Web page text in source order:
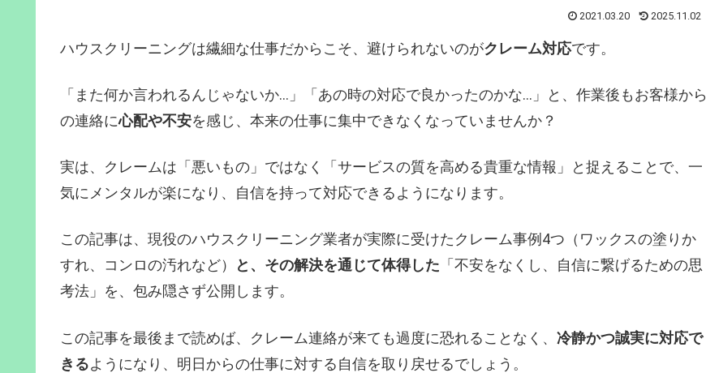
2021.03.20 2025.11.02
ハウスクリーニングは繊細な仕事だからこそ、避けられないのがクレーム対応です。
「また何か言われるんじゃないか…」「あの時の対応で良かったのかな…」と、作業後もお客様から
の連絡に心配や不安を感じ、本来の仕事に集中できなくなっていませんか？
実は、クレームは「悪いもの」ではなく「サービスの質を高める貴重な情報」と捉えることで、一
気にメンタルが楽になり、自信を持って対応できるようになります。
この記事は、現役のハウスクリーニング業者が実際に受けたクレーム事例4つ（ワックスの塗りか
すれ、コンロの汚れなど）
と、その解決を通じて体得した 「不安をなくし、自信に繋げるための思
考法」を、包み隠さず公開します。
この記事を最後まで読めば、クレーム連絡が来ても過度に恐れることなく、 冷静かつ誠実に対応で
きるようになり、明日からの仕事に対する自信を取り戻せるでしょう。